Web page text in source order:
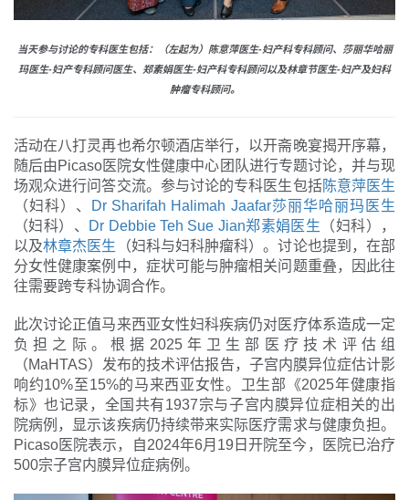
当天参与讨论的专科医生包括：（左起为）陈意萍医生-妇产科专科顾问、莎丽华哈丽
玛医生-妇产专科顾问医生、郑素娟医生-妇产科专科顾问以及林章节医生-妇产及妇科
肿瘤专科顾问。
活动在八打灵再也希尔顿酒店举行，以开斋晚宴揭开序幕，
随后由Picaso医院女性健康中心团队进行专题讨论，并与现
场观众进行问答交流。参与讨论的专科医生包括陈意萍医生
（妇科）、 Dr Sharifah Halimah Jaafar莎丽华哈丽玛医生
（妇科）、
Dr Debbie Teh Sue Jian郑素娟医生 （妇科），
以及林章杰医生 （妇科与妇科肿瘤科）。讨论也提到，在部
分女性健康案例中，症状可能与肿瘤相关问题重叠，因此往
往需要跨专科协调合作。
此次讨论正值马来西亚女性妇科疾病仍对医疗体系造成一定
负担之际。根据2025年卫生部医疗技术评估组
（MaHTAS）发布的技术评估报告，子宫内膜异位症估计影
响约10%至15%的马来西亚女性。卫生部《2025年健康指
标》也记录，全国共有1937宗与子宫内膜异位症相关的出
院病例，显示该疾病仍持续带来实际医疗需求与健康负担。
Picaso医院表示，自2024年6月19日开院至今，医院已治疗
500宗子宫内膜异位症病例。